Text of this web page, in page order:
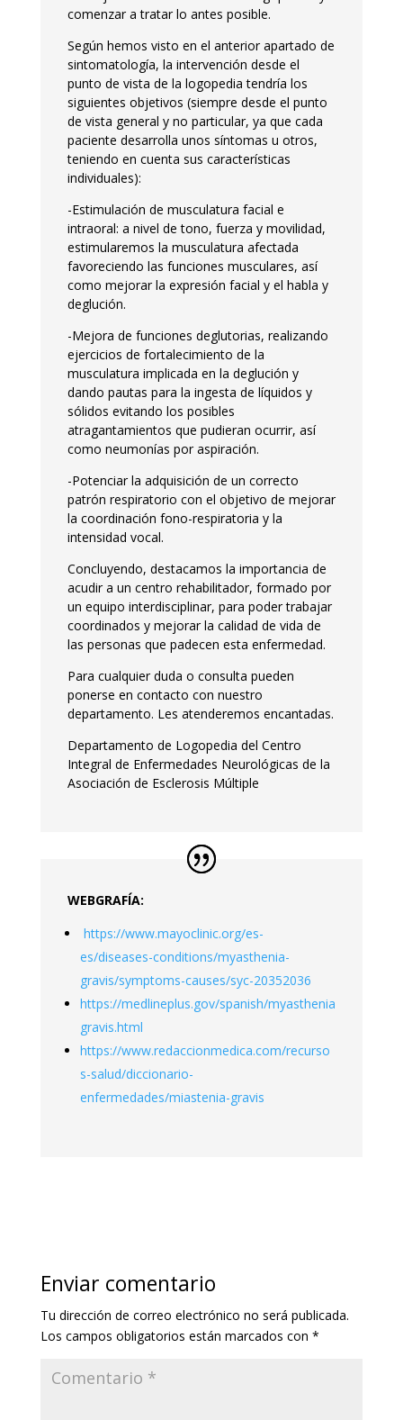
comenzar a tratar lo antes posible.
Según hemos visto en el anterior apartado de
sintomatología, la intervención desde el
punto de vista de la logopedia tendría los
siguientes objetivos (siempre desde el punto
de vista general y no particular, ya que cada
paciente desarrolla unos síntomas u otros,
teniendo en cuenta sus características
individuales):
-Estimulación de musculatura facial e
intraoral: a nivel de tono, fuerza y movilidad,
estimularemos la musculatura afectada
favoreciendo las funciones musculares, así
como mejorar la expresión facial y el habla y
deglución.
-Mejora de funciones deglutorias, realizando
ejercicios de fortalecimiento de la
musculatura implicada en la deglución y
dando pautas para la ingesta de líquidos y
sólidos evitando los posibles
atragantamientos que pudieran ocurrir, así
como neumonías por aspiración.
-Potenciar la adquisición de un correcto
patrón respiratorio con el objetivo de mejorar
la coordinación fono-respiratoria y la
intensidad vocal.
Concluyendo, destacamos la importancia de
acudir a un centro rehabilitador, formado por
un equipo interdisciplinar, para poder trabajar
coordinados y mejorar la calidad de vida de
las personas que padecen esta enfermedad.
Para cualquier duda o consulta pueden
ponerse en contacto con nuestro
departamento. Les atenderemos encantadas.
Departamento de Logopedia del Centro
Integral de Enfermedades Neurológicas de la
Asociación de Esclerosis Múltiple
WEBGRAFÍA:
https://www.mayoclinic.org/es-
es/diseases-conditions/myasthenia-
gravis/symptoms-causes/syc-20352036
https://medlineplus.gov/spanish/myasthenia
gravis.html
https://www.redaccionmedica.com/recurso
s-salud/diccionario-
enfermedades/miastenia-gravis
Enviar comentario
Tu dirección de correo electrónico no será publicada.
Los campos obligatorios están marcados con *